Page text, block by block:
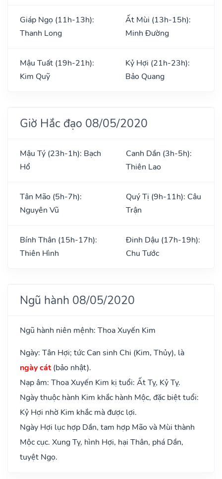
Giáp Ngọ (11h-13h):
Thanh Long
Ất Mùi (13h-15h):
Minh Đường
Mậu Tuất (19h-21h):
Kim Quỹ
Kỷ Hợi (21h-23h):
Bảo Quang
Giờ Hắc đạo 08/05/2020
Mậu Tý (23h-1h): Bạch
Hổ
Canh Dần (3h-5h):
Thiên Lao
Tân Mão (5h-7h):
Nguyên Vũ
Quý Tị (9h-11h): Câu
Trận
Bính Thân (15h-17h):
Thiên Hình
Đinh Dậu (17h-19h):
Chu Tước
Ngũ hành 08/05/2020
Ngũ hành niên mệnh: Thoa Xuyến Kim
Ngày: Tân Hợi; tức Can sinh Chi (Kim, Thủy), là
ngày cát(bảo nhật).
Nạp âm: Thoa Xuyến Kim kị tuổi: Ất Tỵ, Kỷ Tỵ.
Ngày thuộc hành Kim khắc hành Mộc, đặc biệt tuổi:
Kỷ Hợi nhờ Kim khắc mà được lợi.
Ngày Hợi lục hợp Dần, tam hợp Mão và Mùi thành
Mộc cục. Xung Tỵ, hình Hợi, hại Thân, phá Dần,
tuyệt Ngọ.